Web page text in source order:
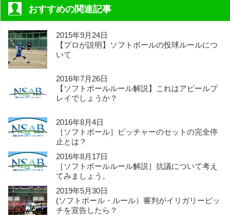
おすすめの関連記事
2015年9月24日
【プロが説明】ソフトボールの投球ルールにつ
いて
2016年7月26日
【ソフトボールルール解説】これはアピールプ
レイでしょうか？
2016年8月4日
［ソフトボール］ピッチャーのセットの完全停
止とは？
2016年8月17日
［ソフトボールルール解説］抗議について考え
てみましょう。
2019年5月30日
(ソフトボール・ルール）審判がイリガリーピッ
チを宣告したら？